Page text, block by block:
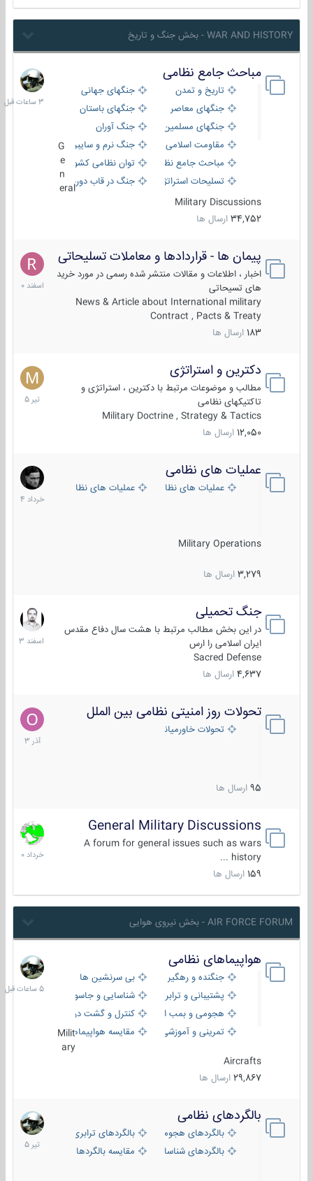
WAR AND HISTORY - بخش جنگ و تاریخ
مباحث جامع نظامی
تاریخ و تمدن
جنگهای جهانی
جنگهای معاصر
جنگهای باستان
جنگهای مسلمین
جنگ آوران
مقاومت اسلامی
جنگ نرم و سایبری
مباحث جامع نظامی
توان نظامی کشورها
تسلیحات استراتژیک
جنگ در قاب دوربین
eral
Military Discussions
34,752 ارسال ها
3
ساعات
قبل
پیمان ها - قراردادها و معاملات تسلیحاتی
اخبار ، اطلاعات و مقالات منتشر شده رسمی در مورد خرید
های تسیحاتی
News & Article about International military
Contract , Pacts & Treaty
183 ارسال ها
7
اسفند
1400
دکترین و استراتژی
مطالب و موضوعات مرتبط با دکترین ، استراتژی و
تاکتیکهای نظامی
Military Doctrine , Strategy & Tactics
12,050 ارسال ها
27
تیر
1405
عملیات های نظامی
عملیات های نظامی ایرانعملیات های نظامی خارجی
Military Operations
3,279 ارسال ها
5
خرداد
1404
جنگ تحمیلی
در این بخش مطالب مرتبط با هشت سال دفاع مقدس
ایران اسلامی را ارس
Sacred Defense
4,637 ارسال ها
20
اسفند
1403
تحولات روز امنیتی نظامی بین الملل
تحولات خاورمیانه
95 ارسال ها
21
آذر
1403
General Military Discussions
A forum for general issues such as wars
history ...
159 ارسال ها
10
خرداد
1400
AIR FORCE FORUM - بخش نیروی هوایی
هواپیماهای نظامی
جنگنده و رهگیر
بی سرنشین ها
پشتیبانی و ترابری
شناسایی و جاسوسی
هجومی و بمب افکن
کنترل و گشت دریایی
تمرینی و آموزشی
مقایسه هواپیماهاMilit
ary
Aircrafts
29,867 ارسال ها
5
ساعات
قبل
بالگردهای نظامی
بالگردهای هجومی
بالگردهای ترابری
بالگردهای شناسایی
مقایسه بالگردها
22
تیر
1405